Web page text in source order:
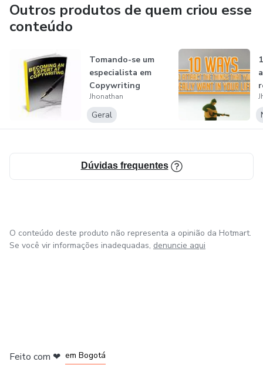
Outros produtos de quem criou esse
conteúdo
Tomando-se um
especialista em
Copywriting
Jhonathan
Geral
Dúvidas frequentes
O conteúdo deste produto não representa a opinião da Hotmart.
Se você vir informações inadequadas, denuncie aqui
Feito com ❤ em Bogotá